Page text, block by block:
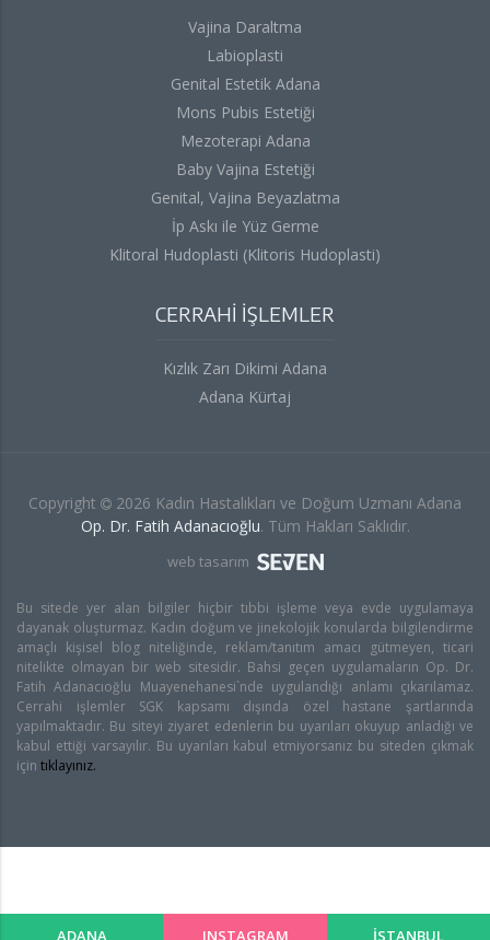
Vajina Daraltma
Labioplasti
Genital Estetik Adana
Mons Pubis Estetiği
Mezoterapi Adana
Baby Vajina Estetiği
Genital, Vajina Beyazlatma
İp Askı ile Yüz Germe
Klitoral Hudoplasti (Klitoris Hudoplasti)
CERRAHİ İŞLEMLER
Kızlık Zarı Dikimi Adana
Adana Kürtaj
Copyright
2026 Kadın Hastalıkları ve Doğum Uzmanı Adana
Op. Dr. Fatih Adanacıoğlu. Tüm Hakları Saklıdır.
web tasarım
Bu sitede yer alan bilgiler hiçbir tıbbi işleme veya evde uygulamaya
dayanak oluşturmaz. Kadın doğum ve jinekolojik konularda bilgilendirme
amaçlı kişisel blog niteliğinde, reklam/tanıtım amacı gütmeyen, ticari
nitelikte olmayan bir web sitesidir. Bahsi geçen uygulamaların Op. Dr.
Fatih Adanacıoğlu Muayenehanesi`nde uygulandığı anlamı çıkarılamaz.
Cerrahi işlemler SGK kapsamı dışında özel hastane şartlarında
yapılmaktadır. Bu siteyi ziyaret edenlerin bu uyarıları okuyup anladığı ve
kabul ettiği varsayılır. Bu uyarıları kabul etmiyorsanız bu siteden çıkmak
için tıklayınız.
ADANA INSTAGRAM İSTANBUL